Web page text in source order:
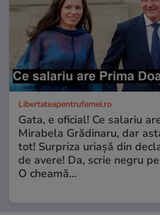
Libertateapentrufemei.ro
Gata, e oficial! Ce salariu
Mirabela Grădinaru, dar
tot! Surpriza uriașă din
de avere! Da, scrie negru
O cheamă…